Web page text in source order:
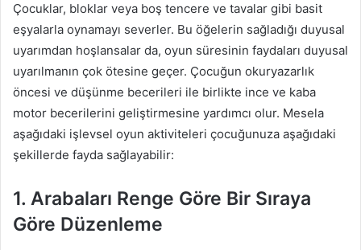
Çocuklar, bloklar veya boş tencere ve tavalar gibi basit
eşyalarla oynamayı severler. Bu öğelerin sağladığı duyusal
uyarımdan hoşlansalar da, oyun süresinin faydaları duyusal
uyarılmanın çok ötesine geçer. Çocuğun okuryazarlık
öncesi ve düşünme becerileri ile birlikte ince ve kaba
motor becerilerini geliştirmesine yardımcı olur. Mesela
aşağıdaki işlevsel oyun aktiviteleri çocuğunuza aşağıdaki
şekillerde fayda sağlayabilir:
1. Arabaları Renge Göre Bir Sıraya
Göre Düzenleme